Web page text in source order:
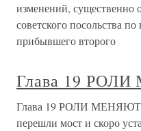
изменений, существенно
советского посольства
прибывшего второго
Глава 19
Глава 19 РОЛИ
перешли мост и скоро